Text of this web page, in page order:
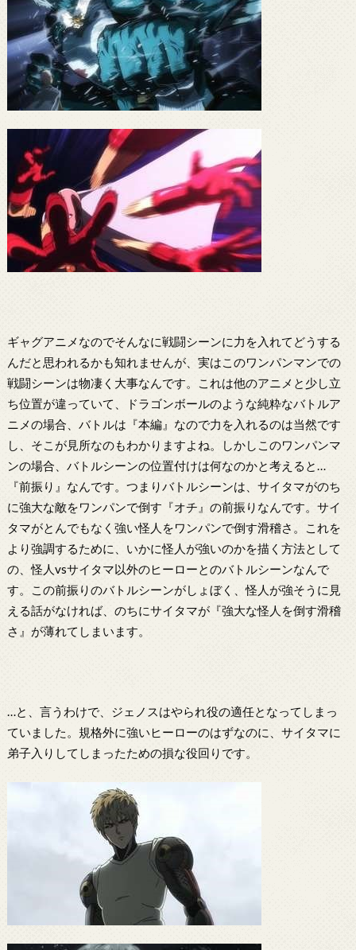
ギャグアニメなのでそんなに戦闘シーンに力を入れてどうする
んだと思われるかも知れませんが、実はこのワンパンマンでの
戦闘シーンは物凄く大事なんです。これは他のアニメと少し立
ち位置が違っていて、ドラゴンボールのような純粋なバトルア
ニメの場合、バトルは『本編』なので力を入れるのは当然です
し、そこが見所なのもわかりますよね。しかしこのワンパンマ
ンの場合、バトルシーンの位置付けは何なのかと考えると…
『前振り』なんです。つまりバトルシーンは、サイタマがのち
に強大な敵をワンパンで倒す『オチ』の前振りなんです。サイ
タマがとんでもなく強い怪人をワンパンで倒す滑稽さ。これを
より強調するために、いかに怪人が強いのかを描く方法として
の、怪人vsサイタマ以外のヒーローとのバトルシーンなんで
す。この前振りのバトルシーンがしょぼく、怪人が強そうに見
える話がなければ、のちにサイタマが『強大な怪人を倒す滑稽
さ』が薄れてしまいます。
…と、言うわけで、ジェノスはやられ役の適任となってしまっ
ていました。規格外に強いヒーローのはずなのに、サイタマに
弟子入りしてしまったための損な役回りです。